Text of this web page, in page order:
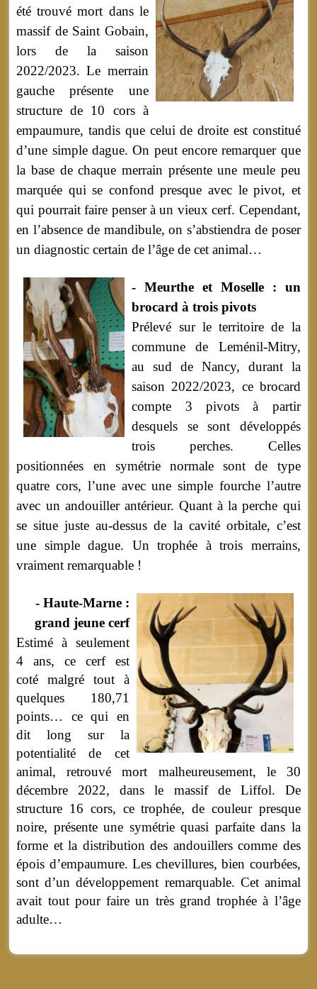
été trouvé mort dans le
massif de Saint Gobain,
lors de la saison
2022/2023. Le merrain
gauche présente une
structure de 10 cors à
empaumure, tandis que celui de droite est constitué
d’une simple dague. On peut encore remarquer que
la base de chaque merrain présente une meule peu
marquée qui se confond presque avec le pivot, et
qui pourrait faire penser à un vieux cerf. Cependant,
en l’absence de mandibule, on s’abstiendra de poser
un diagnostic certain de l’âge de cet animal…
- Meurthe et Moselle : un
brocard à trois pivots
Prélevé sur le territoire de la
commune de Leménil-Mitry,
au sud de Nancy, durant la
saison 2022/2023, ce brocard
compte 3 pivots à partir
desquels se sont développés
trois perches. Celles
positionnées en symétrie normale sont de type
quatre cors, l’une avec une simple fourche l’autre
avec un andouiller antérieur. Quant à la perche qui
se situe juste au-dessus de la cavité orbitale, c’est
une simple dague. Un trophée à trois merrains,
vraiment remarquable !
- Haute-Marne :
grand jeune cerf
Estimé à seulement
4 ans, ce cerf est
coté malgré tout à
quelques 180,71
points… ce qui en
dit long sur la
potentialité de cet
animal, retrouvé mort malheureusement, le 30
décembre 2022, dans le massif de Liffol. De
structure 16 cors, ce trophée, de couleur presque
noire, présente une symétrie quasi parfaite dans la
forme et la distribution des andouillers comme des
épois d’empaumure. Les chevillures, bien courbées,
sont d’un développement remarquable. Cet animal
avait tout pour faire un très grand trophée à l’âge
adulte…